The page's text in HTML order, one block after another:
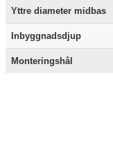
Yttre diameter midbas
Inbyggnadsdjup
Monteringshål